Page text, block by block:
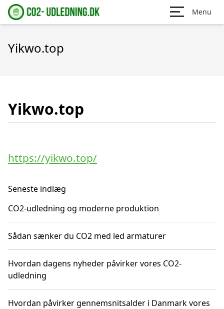
Menu
Yikwo.top
Yikwo.top
https://yikwo.top/
Seneste indlæg
CO2-udledning og moderne produktion
Sådan sænker du CO2 med led armaturer
Hvordan dagens nyheder påvirker vores CO2-
udledning
Hvordan påvirker gennemsnitsalder i Danmark vores